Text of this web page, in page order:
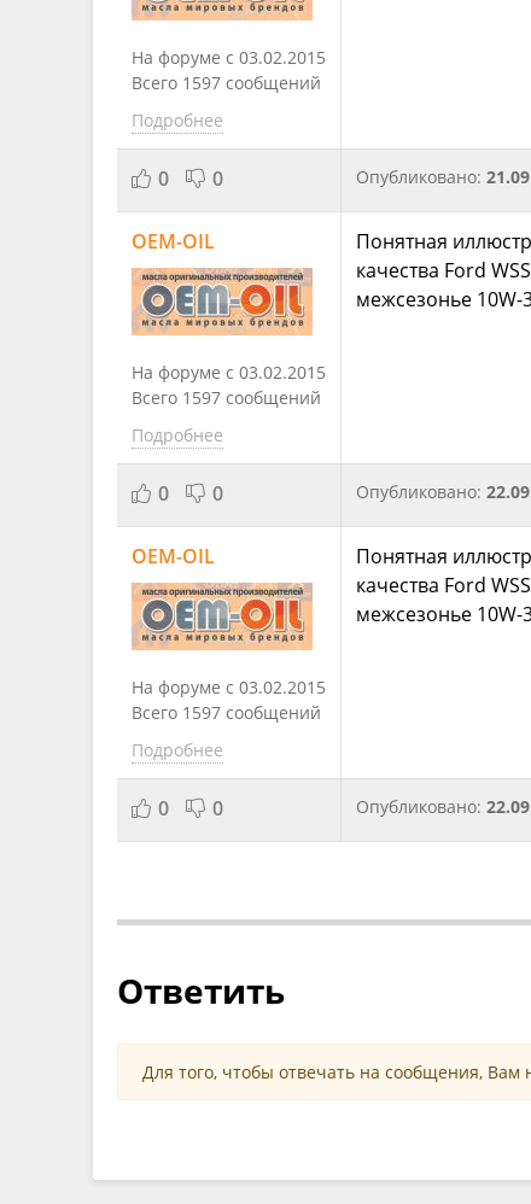
На форуме с 03.02.2015
Всего 1597 сообщений
Подробнее
0 0 Опубликовано:
OEM-OIL
На форуме с 03.02.2015
Всего 1597 сообщений
Подробнее
Понятная
качества Ford
межсезонье 10W-
0 0 Опубликовано:
OEM-OIL
На форуме с 03.02.2015
Всего 1597 сообщений
Подробнее
Понятная
качества Ford
межсезонье 10W-
0 0 Опубликовано:
Ответить
Для того, чтобы отвечать на сообщения, Вам